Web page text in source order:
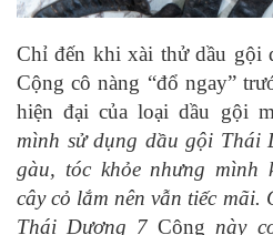
Chỉ đến khi xài thử dầu gội
Cộng cô nàng “đổ ngay”
hiện đại của loại dầu gội
mình sử dụng dầu gội Thái
gàu, tóc khỏe nhưng mình
cây cỏ lắm nên vẫn tiếc mãi.
Thái Dương 7Cộng này